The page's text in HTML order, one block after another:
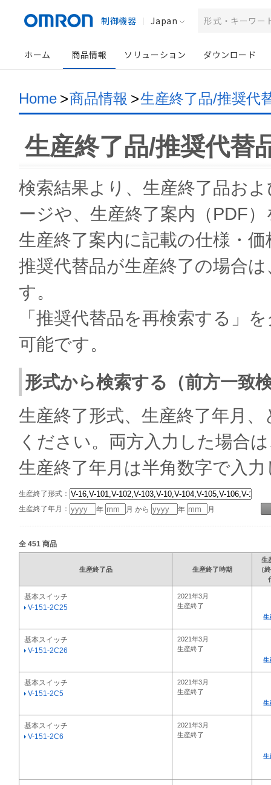
制御機器 Japan
ホーム 商品情報 ソリューション ダウンロード
Home >商品情報 >生産終了品/推奨代
生産終了品/推奨代替
検索結果より、生産終了品お
ージや、生産終了案内（PDF
生産終了案内に記載の仕様・
推奨代替品が生産終了の場合
す。
「推奨代替品を再検索する」
可能です。
形式から検索する（前方一致
生産終了形式、生産終了年月
ください。両方入力した場合
生産終了年月は半角数字で入
生産終了形式：
生産終了年月：
年 月 から 年 月
全 451 商品
生産終了品 生産終了時期
生
（
基本スイッチ
V-151-2C25
2021年3月
生産終了
生
基本スイッチ
V-151-2C26
2021年3月
生産終了
生
基本スイッチ
V-151-2C5
2021年3月
生産終了
生
基本スイッチ
V-151-2C6
2021年3月
生産終了
生